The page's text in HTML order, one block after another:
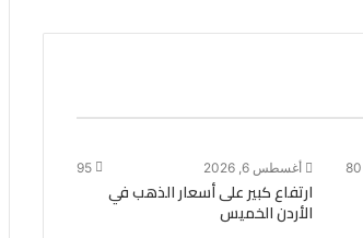
80 أغسطس 6, 2026 95
ارتفاع كبير على أسعار الذهب في
الأردن الخميس